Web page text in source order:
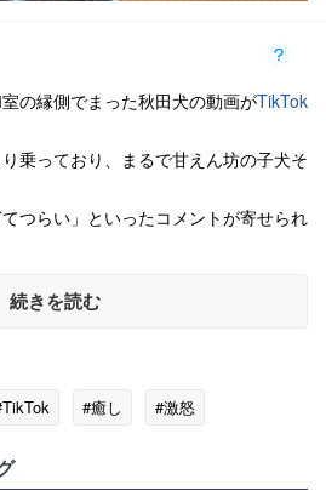
の縁側でまった秋田犬の動画がTikTok
乗っており、まるで甘えん坊の子犬そ
つらい」といったコメントが寄せられ
続きを読む
#癒し #激怒